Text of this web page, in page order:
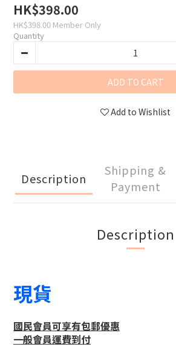
HK$398.00
HK$398.00 Member Only
Quantity
ADD TO CART
Add to Wishlist
Description
Shipping &
Payment
Description
現貨
國民會員可享有包郵優惠
一般會員運費到付